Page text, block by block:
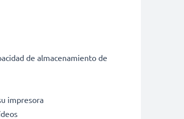
de almacenamiento de
impresora